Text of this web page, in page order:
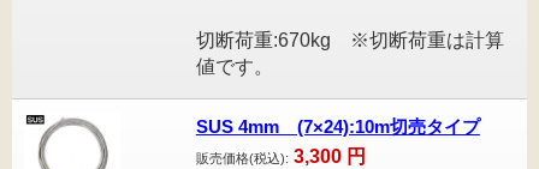
切断荷重:670kg ※切断荷重は計算
値です。
SUS 4mm (7×24):10m切売タイプ
販売価格(税込): 3,300 円